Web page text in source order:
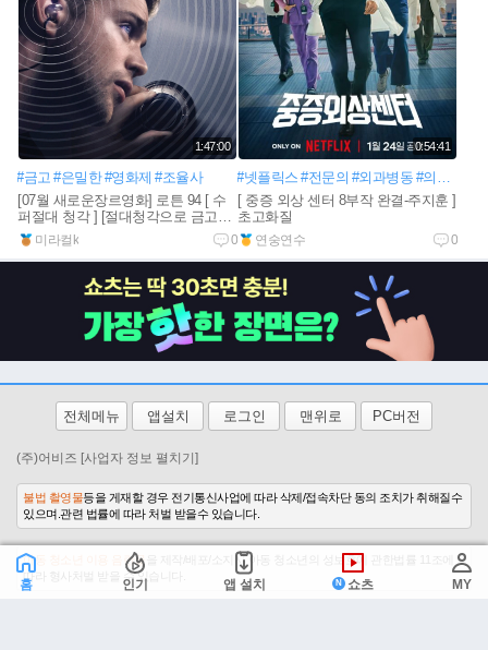
1:47:00
#금고 #은밀한 #영화제 #조율사
[07월 새로운장르영화] 로튼 94 [ 수
퍼절대 청각 ] [절대청각으로 금고털
이]1080공식자막
미라컬k 0
0:54:41
#넷플릭스 #전문의 #외과병동 #의료전문가
[ 중증 외상 센터 8부작 완결-주지훈 ]
초고화질
연숭연수 0
전체메뉴 앱설치 로그인 맨위로 PC버전
(주)어비즈 [사업자 정보 펼치기]
불법 촬영물등을 게재할 경우 전기통신사업에 따라 삭제/접속차단 동의 조치가 취해질수
있으며.관련 법률에 따라 처벌 받을수 있습니다.
아동 청소년 이용 음란물 을 제작/배포/소지시 아동 청소년의 성보호에 관한법률 11조에
따라 형사처벌 받을 수 있습니다.
홈 인기 앱 설치 쇼츠 MY